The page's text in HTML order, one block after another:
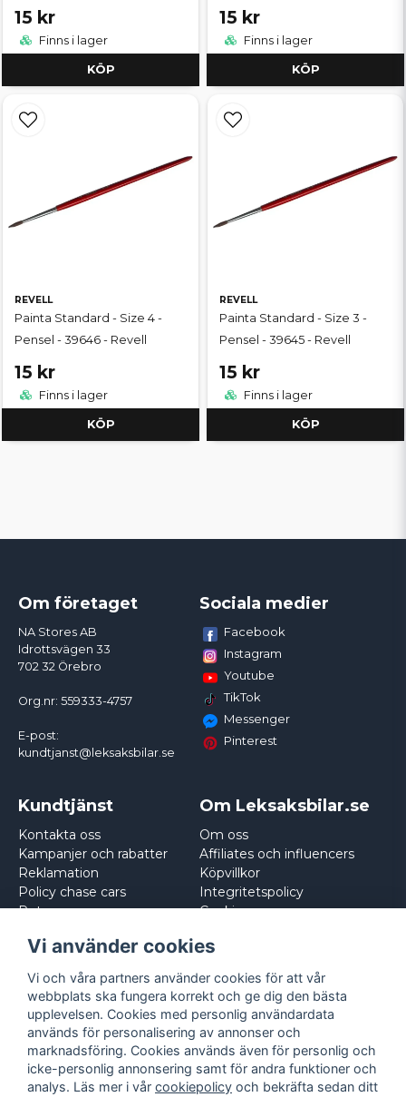
15 kr
Finns i lager
KÖP
15 kr
Finns i lager
KÖP
REVELL
Painta Standard - Size 4 -
Pensel - 39646 - Revell
15 kr
Finns i lager
KÖP
REVELL
Painta Standard - Size 3 -
Pensel - 39645 - Revell
15 kr
Finns i lager
KÖP
Om företaget
NA Stores AB
Idrottsvägen 33
702 32 Örebro
Org.nr: 559333-4757
E-post:
kundtjanst@leksaksbilar.se
Sociala medier
Facebook
Instagram
Youtube
TikTok
Messenger
Pinterest
Kundtjänst
Kontakta oss
Kampanjer och rabatter
Reklamation
Policy chase cars
Returnera
Om Leksaksbilar.se
Om oss
Affiliates och influencers
Köpvillkor
Integritetspolicy
Cookies
Vi använder cookies
Vi och våra partners använder cookies för att vår
webbplats ska fungera korrekt och ge dig den bästa
upplevelsen. Cookies med personlig användardata
används för personalisering av annonser och
marknadsföring. Cookies används även för personlig och
icke-personlig annonsering samt för andra funktioner och
analys. Läs mer i vår cookiepolicy och bekräfta sedan ditt